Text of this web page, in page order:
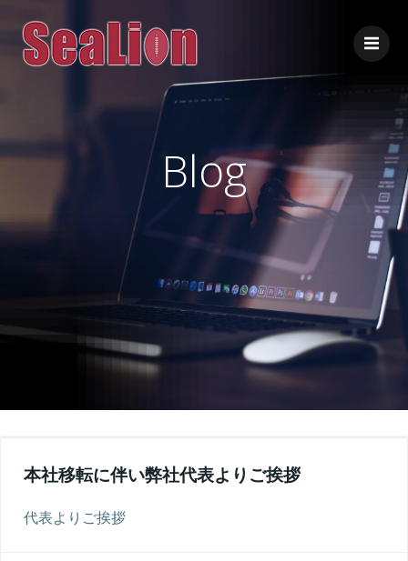
ン
ツ
キ
ッ
プ
Blog
本社移転に伴い弊社代表よりご挨拶
代表よりご挨拶